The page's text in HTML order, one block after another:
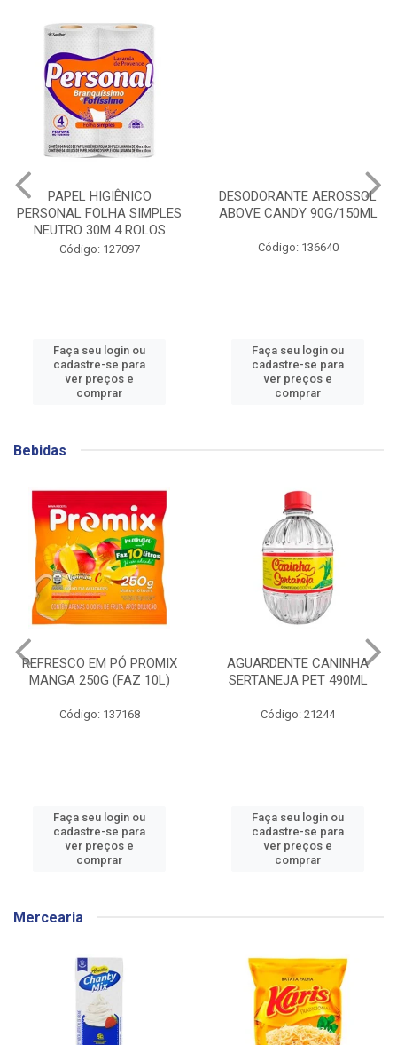
PAPEL HIGIÊNICO
PERSONAL FOLHA SIMPLES
NEUTRO 30M 4 ROLOS
Código: 127097
Faça seu login ou
cadastre-se para
ver preços e
comprar
DESODORANTE AEROSSOL
ABOVE CANDY 90G/150ML
Código: 136640
Faça seu login ou
cadastre-se para
ver preços e
comprar
Bebidas
AGUARDENTE CANINHA
SERTANEJA PET 490ML
Código: 21244
Faça seu login ou
cadastre-se para
ver preços e
comprar
GIN BEEFEATER
BLACKBERRY 700ML
Código: 141753
Faça seu login ou
cadastre-se para
ver preços e
comprar
Mercearia